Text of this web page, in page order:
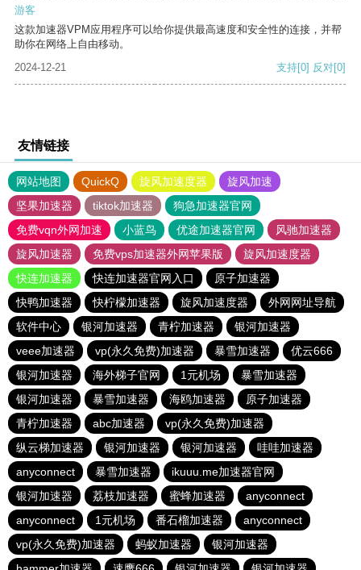
游客
这款加速器VPM应用程序可以给你提供最高速度和安全性的连接，并帮
助你在网络上自由移动。
2024-12-21
支持[0] 反对[0]
友情链接
网站地图 QuickQ 旋风加速度器
旋风加速
坚果加速器
tiktok加速器
狗急加速器官网
免费vqn外网加速
小蓝鸟 优途加速器官网
风驰加速器
旋风加速器
免费vps加速器外网苹果版
旋风加速度器
快连加速器
快连加速器官网入口
原子加速器
快鸭加速器
快柠檬加速器 旋风加速度器
外网网址导航
软件中心
银河加速器 青柠加速器
银河加速器
veee加速器
vp(永久免费)加速器 暴雪加速器
优云666
银河加速器
海外梯子官网 1元机场
暴雪加速器
银河加速器
暴雪加速器 海鸥加速器
原子加速器
青柠加速器
abc加速器
vp(永久免费)加速器
纵云梯加速器
银河加速器 银河加速器
哇哇加速器
anyconnect
暴雪加速器
ikuuu.me加速器官网
银河加速器
荔枝加速器 蜜蜂加速器
anyconnect
anyconnect
1元机场 番石榴加速器
anyconnect
vp(永久免费)加速器
蚂蚁加速器
银河加速器